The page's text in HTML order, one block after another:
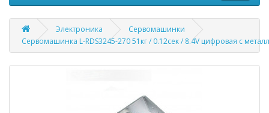
Электроника
Сервомашинки
Сервомашинка L-RDS3245-270 51кг / 0.12сек / 8.4V цифровая с